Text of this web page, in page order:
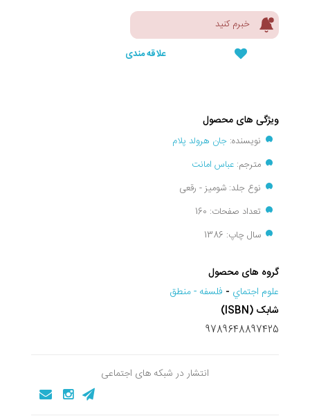
خبرم کنید
علاقه مندی
ویژگی های محصول
نویسنده: جان هرولد پلام
مترجم: عباس امانت
نوع جلد: شومیز - رقعی
تعداد صفحات: 160
سال چاپ: 1386
گروه های محصول
علوم اجتماي - فلسفه - منطق
شابک (ISBN)
9789648897425
انتشار در شبکه های اجتماعی